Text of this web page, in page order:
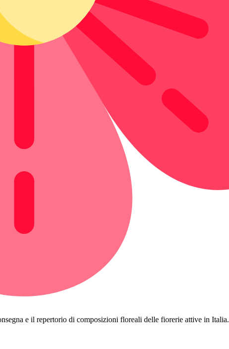
e il repertorio di composizioni floreali delle fiorerie attive in Italia.